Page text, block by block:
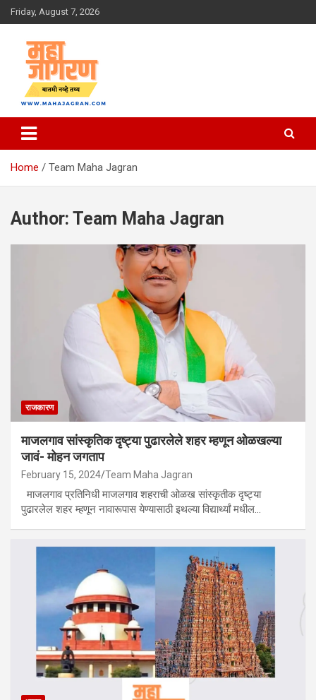
Skip
to
Friday, August 7, 2026
महा जागरण
Home Team Maha Jagran
Author: Team Maha Jagran
राजकारण
माजलगाव सांस्कृतिक दृष्ट्या पुढारलेले शहर म्हणून ओळखल्या
जावं- मोहन जगताप
February 15, 2024 Team Maha Jagran
माजलगाव प्रतिनिधी माजलगाव शहराची ओळख सांस्कृतीक दृष्ट्या
पुढारलेल शहर म्हणून नावारूपास येण्यासाठी इथल्या विद्यार्थ्यां मधील…